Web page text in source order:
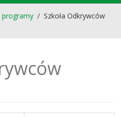
programy / Szkoła Odkrywców